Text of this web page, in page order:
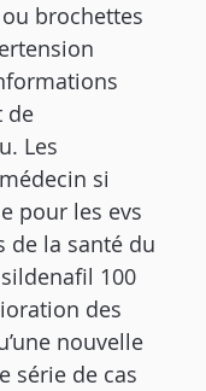
brochettes
de
Les
si
pour les evs
de la santé du
100
des
nouvelle
série de cas